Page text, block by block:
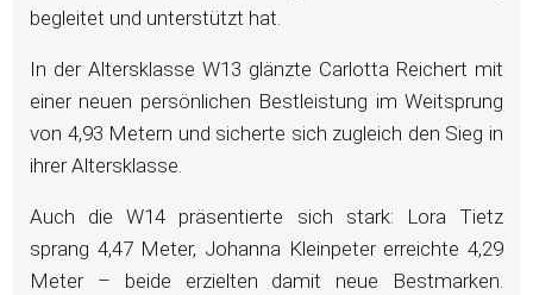
begleitet und unterstützt hat.
In der Altersklasse W13 glänzte Carlotta Reichert mit
einer neuen persönlichen Bestleistung im Weitsprung
von 4,93 Metern und sicherte sich zugleich den Sieg in
ihrer Altersklasse.
Auch die W14 präsentierte sich stark: Lora Tietz
sprang 4,47 Meter, Johanna Kleinpeter erreichte 4,29
Meter – beide erzielten damit neue Bestmarken.